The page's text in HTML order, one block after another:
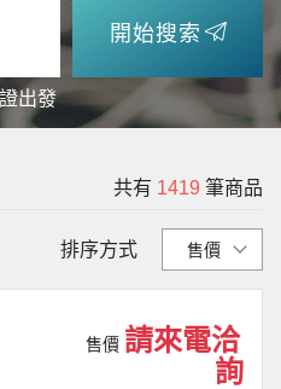
出發
開始搜索
共有 1419 筆商品
排序方式
售價 請來電洽
詢